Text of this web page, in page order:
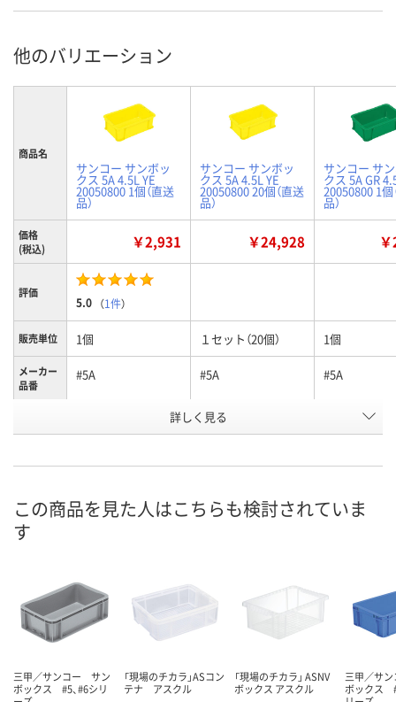
他のバリエーション
商品名
サンコー サンボッ
クス 5A 4.5L YE
20050800 1個（直送
品）
サンコー サンボッ
クス 5A 4.5L YE
20050800 20個（直送
品）
サンコー サ
クス 5A GR
20050800 1個
品）
価格
(税込)
￥2,931 ￥24,928
評価
5.0 （1件）
販売単位 1個 １セット（20個） 1個
メーカー
品番
#5A #5A #5A
イエロー グリーン
号
お届け日
カゴへ カゴへ カ
詳しく見る
この商品を見た人はこちらも検討されていま
す
三甲／サンコー サン
ボックス #5、#6シリ
「現場のチカラ」ASコン
テナ アスクル
「現場のチカラ」 ASNV
ボックス アスクル
三甲／サ
ボックス